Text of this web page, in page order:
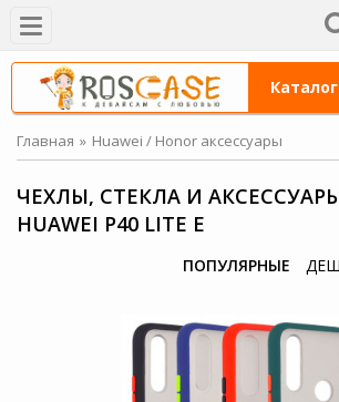
Главная Huawei / Honor аксессуары
ЧЕХЛЫ, СТЕКЛА И
HUAWEI P40 LITE E
ПОПУЛЯРНЫЕ